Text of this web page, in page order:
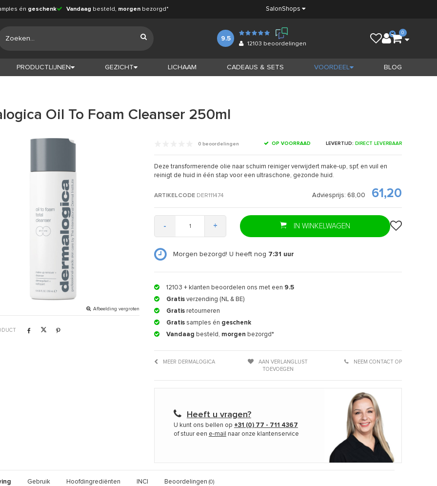
én geschenk Vandaag besteld, morgen bezorgd* SalonShops
9.5
12103 beoordelingen
0
PRODUCTLIJNEN GEZICHT LICHAAM CADEAUS & SETS VOORDEEL BLOG
Oil To Foam Cleanser 250ml
Afbeelding vergroten
0 beoordelingen OP VOORRAAD LEVERTIJD: DIRECT LEVERBAAR
Deze transformerende olie naar schuim reiniger verwijdert make-up, spf, en vuil en
reinigt de huid in één stap voor een ultraschone, gezonde huid.
ARTIKELCODEDER111474 Adviesprijs: 68,00 61,20
- + IN WINKELWAGEN
Morgen bezorgd! U heeft nog 7:31 uur
12103 + klanten beoordelen ons met een 9.5
Gratisverzending (NL & BE)
Gratisretourneren
Gratissamples én geschenk
Vandaag besteld, morgen bezorgd*
MEER DERMALOGICA
AAN VERLANGLIJST
TOEVOEGEN
NEEM CONTACT OP
Heeft u vragen?
U kunt ons bellen op +31 (0) 77 - 711 4367
of stuur een e-mail naar onze klantenservice
Gebruik Hoofdingrediënten INCI Beoordelingen (0)